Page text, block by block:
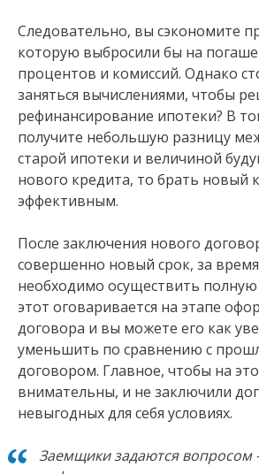
Следовательно, вы сэкономите
которую выбросили бы на
процентов и комиссий. Однако
заняться вычислениями, чтобы
рефинансирование ипотеки? В
получите небольшую разницу
старой ипотеки и величиной
нового кредита, то брать новый
эффективным.
После заключения нового
совершенно новый срок, за
необходимо осуществить
этот оговаривается на этапе
договора и вы можете его как
уменьшить по сравнению с
договором. Главное, чтобы на
внимательны, и не заключили
невыгодных для себя условиях.
Заемщики задаются вопросом